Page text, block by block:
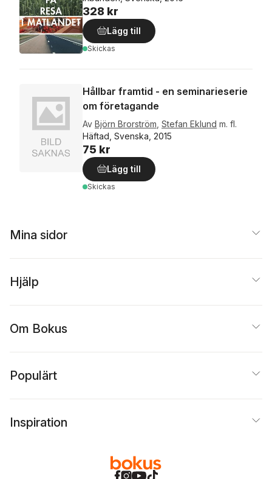
328 kr
Lägg till
Skickas
Hållbar framtid - en seminarieserie
om företagande
Av Björn Brorström Stefan Eklund m. fl.
Häftad, Svenska, 2015
75 kr
Lägg till
Skickas
Mina sidor
Hjälp
Om Bokus
Populärt
Inspiration